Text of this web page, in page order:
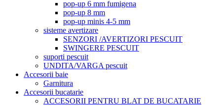
pop-up 6 mm fumigena
pop-up 8 mm
pop-up minis 4-5 mm
sisteme avertizare
SENZORI /AVERTIZORI PESCUIT
SWINGERE PESCUIT
suporti pescuit
UNDITA/VARGA pescuit
Accesorii baie
Garnitura
Accesorii bucatarie
ACCESORII PENTRU BLAT DE BUCATARIE